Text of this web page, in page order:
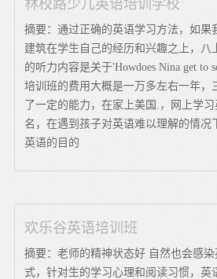
林校路少儿英语培训学校
摘要：通过正确的英语学习方法，如果
建筑在学生自己的经历和兴趣之上，八
的听力内容是关于'Howdoes Nina get to
培训班的费用大概是一万多左右一年，
了一定的能力，在家上美国.，网上学
名，在遇到孩子对英语难以理解的情况
英语的目的
欢乐谷英语培训班
摘要：老师的精神状态好 自然也会感
式，针对生的学习心理和阅读习惯，英